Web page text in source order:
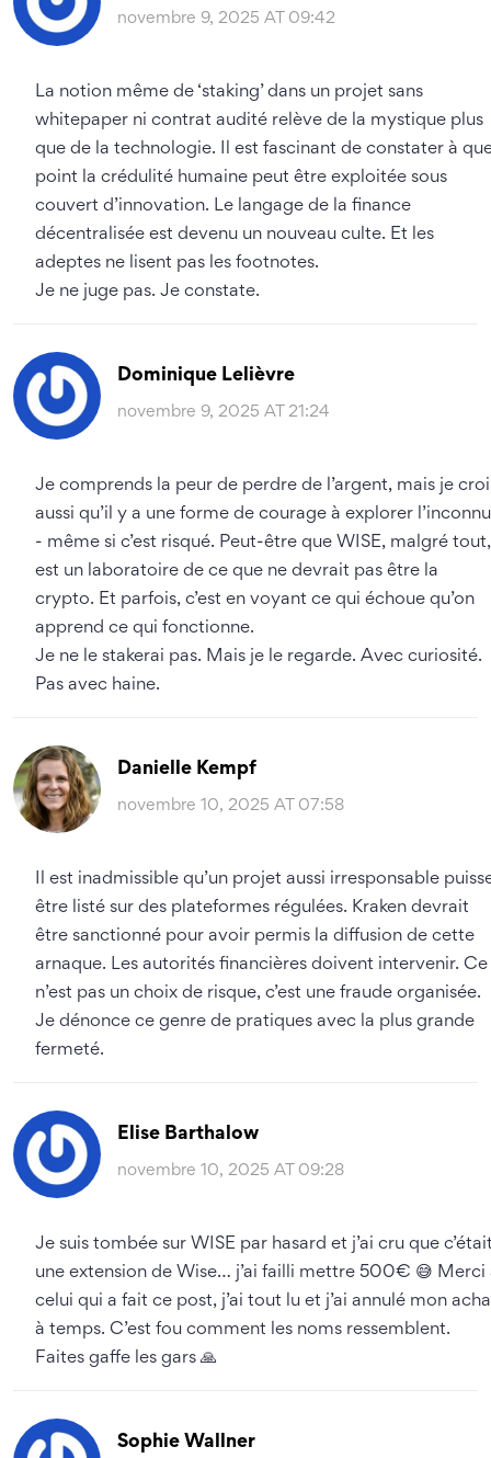
novembre 9, 2025 AT 09:42
La notion même de ‘staking’ dans un projet sans
whitepaper ni contrat audité relève de la mystique plus
que de la technologie. Il est fascinant de constater à
point la crédulité humaine peut être exploitée sous
couvert d’innovation. Le langage de la finance
décentralisée est devenu un nouveau culte. Et les
adeptes ne lisent pas les footnotes.
Je ne juge pas. Je constate.
Dominique Lelièvre
novembre 9, 2025 AT 21:24
Je comprends la peur de perdre de l’argent, mais je
aussi qu’il y a une forme de courage à explorer l’inconnu
- même si c’est risqué. Peut-être que WISE, malgré tout,
est un laboratoire de ce que ne devrait pas être la
crypto. Et parfois, c’est en voyant ce qui échoue qu’on
apprend ce qui fonctionne.
Je ne le stakerai pas. Mais je le regarde. Avec curiosité.
Pas avec haine.
Danielle Kempf
novembre 10, 2025 AT 07:58
Il est inadmissible qu’un projet aussi irresponsable
être listé sur des plateformes régulées. Kraken devrait
être sanctionné pour avoir permis la diffusion de cette
arnaque. Les autorités financières doivent intervenir. Ce
n’est pas un choix de risque, c’est une fraude organisée.
Je dénonce ce genre de pratiques avec la plus grande
fermeté.
Elise Barthalow
novembre 10, 2025 AT 09:28
Je suis tombée sur WISE par hasard et j’ai cru que
une extension de Wise… j’ai failli mettre 500€ 😅 Merci
celui qui a fait ce post, j’ai tout lu et j’ai annulé mon
à temps. C’est fou comment les noms ressemblent.
Faites gaffe les gars 🙏
Sophie Wallner